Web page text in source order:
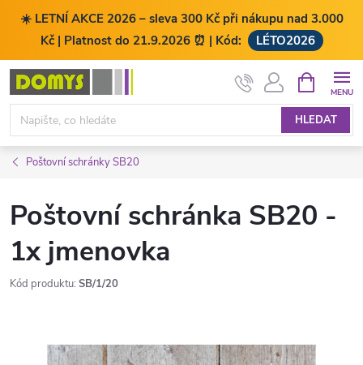
☀️ LETNÍ AKCE 2026 – sleva 300 Kč při nákupu nad 3.000
Kč | Platnost do 21.9.2026 ⏰ | Kód:
LÉTO2026
Přejít
obsah
HLEDAT
NÁKUPNÍ
KOŠÍK
Poštovní schránky SB20
Poštovní schránka SB20 -
1x jmenovka
Kód produktu: SB/1/20